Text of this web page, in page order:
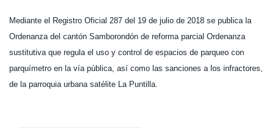
Mediante el Registro Oficial 287 del 19 de julio de 2018 se publica la
Ordenanza del cantón Samborondón de reforma parcial Ordenanza
sustitutiva que regula el uso y control de espacios de parqueo con
parquímetro en la vía pública, así como las sanciones a los infractores,
de la parroquia urbana satélite La Puntilla.